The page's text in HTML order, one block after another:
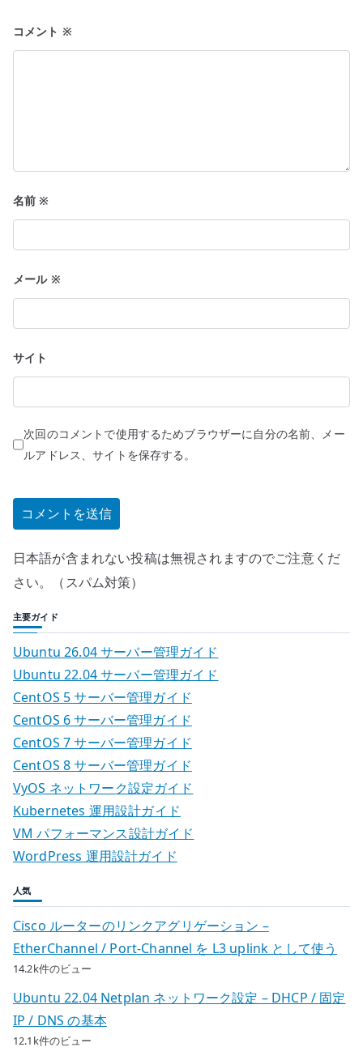
ン
コメント ※
名前※
メール ※
サイト
次回のコメントで使用するためブラウザーに自分の名前、メー
ルアドレス、サイトを保存する。
日本語が含まれない投稿は無視されますのでご注意くだ
さい。（スパム対策）
主要ガイド
Ubuntu 26.04 サーバー管理ガイド
Ubuntu 22.04 サーバー管理ガイド
CentOS 5 サーバー管理ガイド
CentOS 6 サーバー管理ガイド
CentOS 7 サーバー管理ガイド
CentOS 8 サーバー管理ガイド
VyOS ネットワーク設定ガイド
Kubernetes 運用設計ガイド
VM パフォーマンス設計ガイド
WordPress 運用設計ガイド
人気
Cisco ルーターのリンクアグリゲーション –
EtherChannel / Port-Channel を L3 uplink として使う
14.2k件のビュー
Ubuntu 22.04 Netplan ネットワーク設定 – DHCP / 固定
IP / DNS の基本
12.1k件のビュー